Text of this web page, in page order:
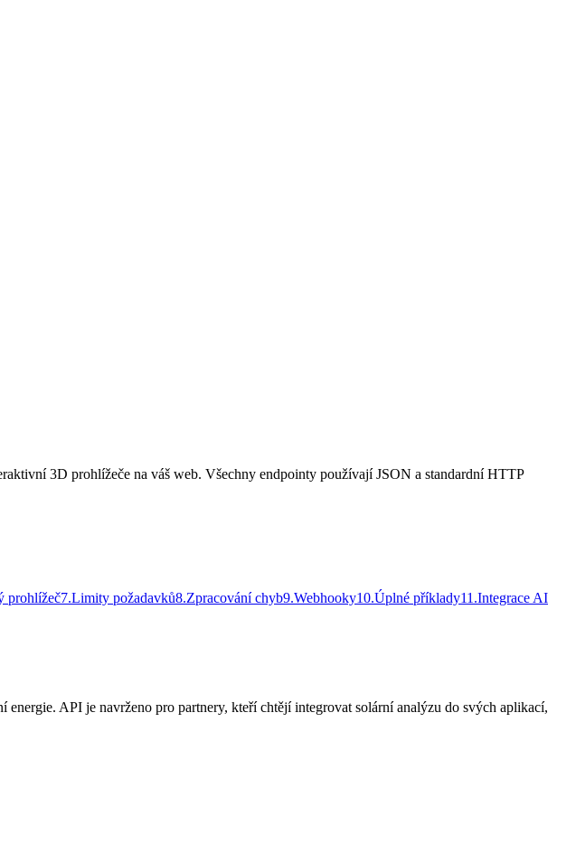
3D prohlížeče na váš web. Všechny endpointy používají JSON a standardní HTTP
prohlížeč7.Limity požadavků8.Zpracování chyb9.Webhooky10.Úplné příklady11 .Integrace AI
API je navrženo pro partnery, kteří chtějí integrovat solární analýzu do svých aplikací,